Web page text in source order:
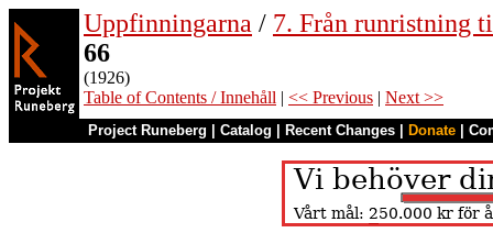
Uppfinningarna / 7. Från runristning
66
(1926)
Table of Contents / Innehåll | << Previous | Next >>
Project Runeberg Catalog Recent Changes Donate